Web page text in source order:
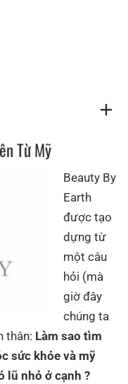
Từ Mỹ
Beauty By
Earth
được tạo
dựng từ
một câu
hỏi (mà
giờ đây
chúng ta
thân: Làm sao tìm
sức khỏe và mỹ
lũ nhỏ ở cạnh ?